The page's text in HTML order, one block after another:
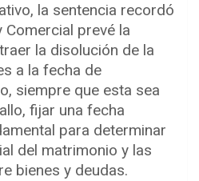
la sentencia recordó
Comercial prevé la
la disolución de la
a la fecha de
siempre que esta sea
fijar una fecha
para determinar
del matrimonio y las
bienes y deudas.